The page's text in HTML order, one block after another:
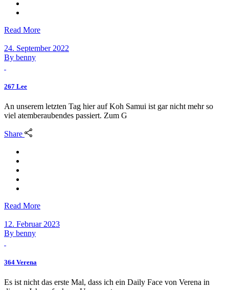
Read More
24. September 2022
By benny
267 Lee
An unserem letzten Tag hier auf Koh Samui ist gar nicht mehr so
viel atemberaubendes passiert. Zum G
Share
Read More
12. Februar 2023
By benny
364 Verena
Es ist nicht das erste Mal, dass ich ein Daily Face von Verena in